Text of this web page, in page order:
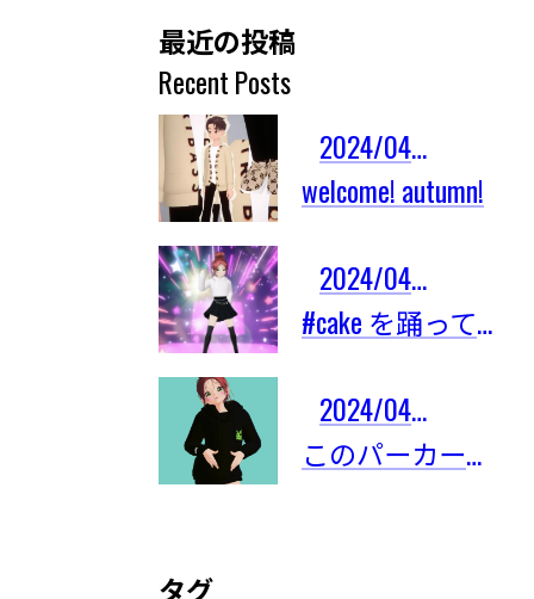
最近の投稿
Recent Posts
2024/04/03
welcome! autumn!
2024/04/03
#cake を踊ってみたよ！
2024/04/03
このパーカーは限定101着しかないの！
タグ